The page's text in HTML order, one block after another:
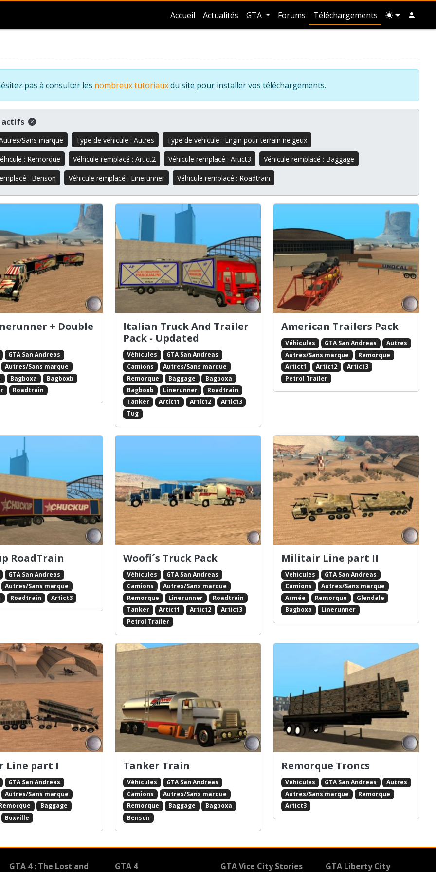
Accueil Actualités GTA Forums Téléchargements
pas à consulter les nombreux tutoriauxdu site pour installer vos téléchargements.
actifs
Sans marque Type de véhicule : Autres Type de véhicule : Engin pour terrain neigeux
: Remorque Véhicule remplacé : Artict2 Véhicule remplacé : Artict3 Véhicule remplacé : Baggage
: Benson Véhicule remplacé : Linerunner Véhicule remplacé : Roadtrain
+ Double
GTA San Andreas
Autres/Sans marque
Bagboxa
Bagboxb
Roadtrain
Italian Truck And Trailer
Pack - Updated
Véhicules
GTA San Andreas
Camions
Autres/Sans marque
Remorque
Baggage
Bagboxa
Bagboxb
Linerunner
Roadtrain
Tanker
Artict1 Artict2
Artict3
Tug
American Trailers Pack
Véhicules GTA San Andreas
Autres
Autres/Sans marque
Remorque
Artict1
Artict2
Artict3
Petrol Trailer
RoadTrain
GTA San Andreas
Autres/Sans marque
Roadtrain Artict3
Woofi´s Truck Pack
Véhicules
GTA San Andreas
Camions
Autres/Sans marque
Remorque
Linerunner
Roadtrain
Tanker
Artict1 Artict2
Artict3
Petrol Trailer
Militair Line part II
Véhicules
GTA San Andreas
Camions
Autres/Sans marque
Armée
Remorque
Glendale
Bagboxa
Linerunner
Line part I
GTA San Andreas
Autres/Sans marque
Baggage
Boxville
Tanker Train
Véhicules
GTA San Andreas
Camions
Autres/Sans marque
Remorque
Baggage
Bagboxa
Benson
Remorque Troncs
Véhicules GTA San Andreas
Autres
Autres/Sans marque
Remorque
Artict3
GTA 4 : The Lost and
GTA 4 GTA Vice City Stories
GTA Liberty City